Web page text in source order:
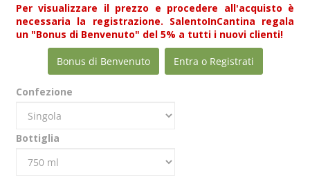
Per visualizzare il prezzo e procedere all'acquisto è
necessaria la registrazione. SalentoInCantina regala
un "Bonus di Benvenuto" del 5% a tutti i nuovi clienti!
Bonus di Benvenuto Entra o Registrati
Confezione
Bottiglia